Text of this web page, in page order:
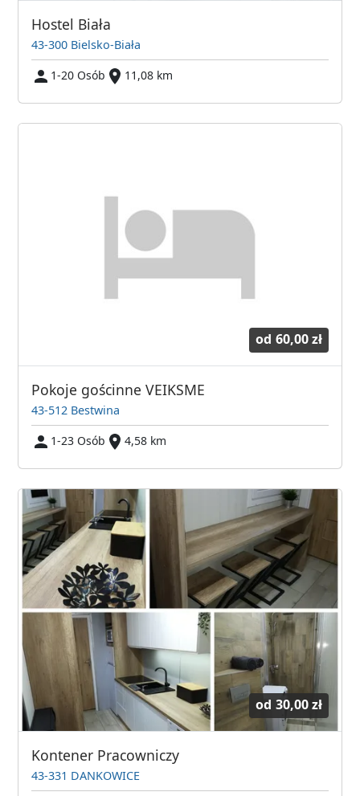
Hostel Biała
43-300 Bielsko-Biała
1-20 Osób
11,08 km
od 60,00 zł
Pokoje gościnne VEIKSME
43-512 Bestwina
1-23 Osób
4,58 km
od 30,00 zł
Kontener Pracowniczy
43-331 DANKOWICE